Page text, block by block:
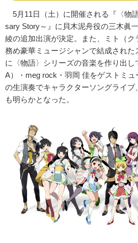
5月11日（土）に開催される『〈物
sary Story～』に貝木泥舟役の三木眞
綾の追加出演が決定。また、ミト（ク
務め豪華ミュージシャンで結成され
に〈物語〉シリーズの音楽を作り出
A）・meg rock・羽岡 佳をゲストミ
の生演奏でキャラクターソングライブ
も明らかとなった。